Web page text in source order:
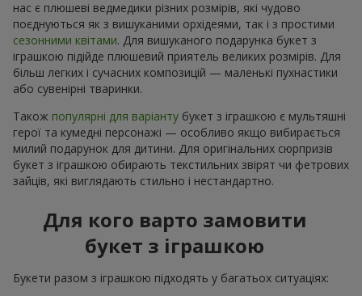
нас є плюшеві ведмедики різних розмірів, які чудово
поєднуються як з вишуканими орхідеями, так і з простими
сезонними квітами. Для вишуканого подарунка букет з
іграшкою підійде плюшевий приятель великих розмірів. Для
більш легких і сучасних композицій — маленькі пухнастики
або сувенірні тваринки.
Також популярні для варіанту букет з іграшкою є мультяшні
герої та кумедні персонажі — особливо якщо вибирається
милий подарунок для дитини. Для оригінальних сюрпризів
букет з іграшкою обирають текстильних звірят чи фетрових
зайців, які виглядають стильно і нестандартно.
Для кого варто замовити
букет з іграшкою
Букети разом з іграшкою підходять у багатьох ситуаціях: